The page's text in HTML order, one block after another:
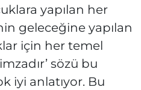
yapılan her
geleceğine yapılan
için her temel
sözü bu
iyi anlatıyor. Bu